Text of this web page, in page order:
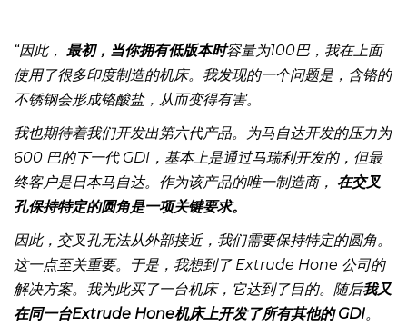
“因此，最初，当你拥有低版本时容量为100巴，我在上面
使用了很多印度制造的机床。我发现的一个问题是，含铬的
不锈钢会形成铬酸盐，从而变得有害。
我也期待着我们开发出第六代产品。为马自达开发的压力为
600 巴的下一代 GDI，基本上是通过马瑞利开发的，但最
终客户是日本马自达。作为该产品的唯一制造商，
孔保持特定的圆角是一项关键要求。
因此，交叉孔无法从外部接近，我们需要保持特定的圆角。
这一点至关重要。于是，我想到了 Extrude Hone 公司的
解决方案。我为此买了一台机床，它达到了目的。随后我又